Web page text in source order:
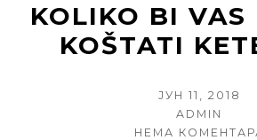
KOLIKO BI VAS
KOŠTATI
POSTED
ON
ЈУН 11, 2018
AUTHOR
ADMIN
НЕМА